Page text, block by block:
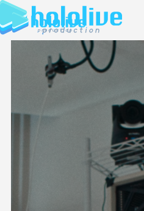
EN
JP
ABOUT
TALENT
NEWS
AUDITION